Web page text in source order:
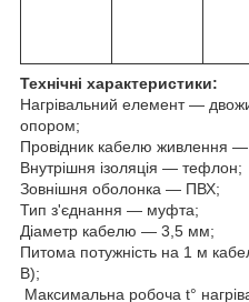
Технічні характеристики:
Нагрівальний елемент —
опором;
Провідник кабелю живлення
Внутрішня ізоляція — тефлон;
Зовнішня оболонка — ПВХ;
Тип з'єднання — муфта;
Діаметр кабелю — 3,5 мм;
Питома потужність на 1 м
В);
Максимальна робоча t°